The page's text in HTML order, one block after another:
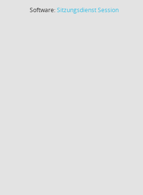
Software:SitzungsdienstSession(Wird in